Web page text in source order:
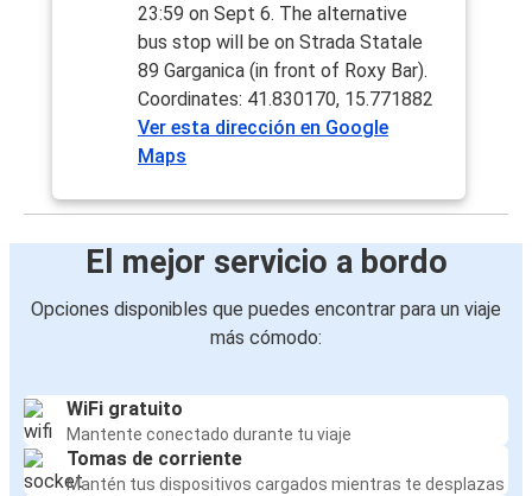
23:59 on Sept 6. The alternative
bus stop will be on Strada Statale
89 Garganica (in front of Roxy Bar).
Coordinates: 41.830170, 15.771882
Ver esta dirección en Google
Maps
El mejor servicio a bordo
Opciones disponibles que puedes encontrar para un viaje
más cómodo:
WiFi gratuito
Mantente conectado durante tu viaje
Tomas de corriente
Mantén tus dispositivos cargados mientras te desplazas